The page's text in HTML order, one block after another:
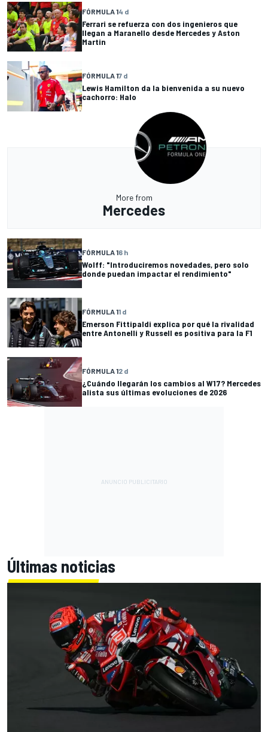
FÓRMULA 14 d
Ferrari se refuerza con dos ingenieros que
llegan a Maranello desde Mercedes y Aston
Martin
FÓRMULA 17 d
Lewis Hamilton da la bienvenida a su nuevo
cachorro: Halo
More from
Mercedes
FÓRMULA 16 h
Wolff: "Introduciremos novedades, pero solo
donde puedan impactar el rendimiento"
FÓRMULA 11 d
Emerson Fittipaldi explica por qué la rivalidad
entre Antonelli y Russell es positiva para la F1
FÓRMULA 12 d
¿Cuándo llegarán los cambios al W17? Mercedes
alista sus últimas evoluciones de 2026
Últimas noticias